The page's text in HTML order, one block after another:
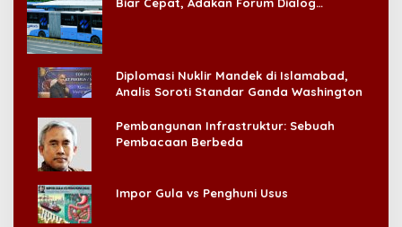
Diplomasi Nuklir Mandek di Islamabad,
Analis Soroti Standar Ganda Washington
Pembangunan Infrastruktur: Sebuah
Pembacaan Berbeda
Impor Gula vs Penghuni Usus